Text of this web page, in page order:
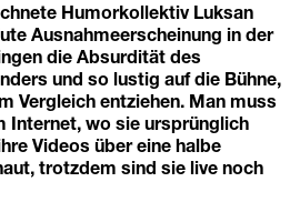
Humorkollektiv Luksan
Ausnahmeerscheinung in der
die Absurdität des
und so lustig auf die Bühne,
Vergleich entziehen. Man muss
Internet, wo sie ursprünglich
Videos über eine halbe
trotzdem sind sie live noch